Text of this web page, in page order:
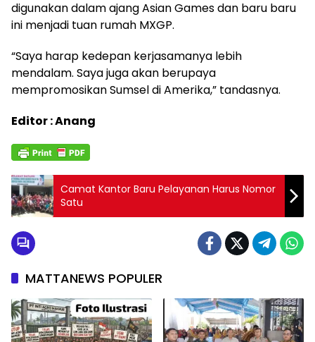
digunakan dalam ajang Asian Games dan baru baru
ini menjadi tuan rumah MXGP.
“Saya harap kedepan kerjasamanya lebih
mendalam. Saya juga akan berupaya
mempromosikan Sumsel di Amerika,” tandasnya.
Editor : Anang
Camat Kantor Baru Pelayanan Harus Nomor
Satu
MATTANEWS POPULER